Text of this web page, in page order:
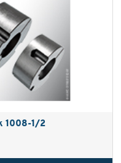
1008-1/2